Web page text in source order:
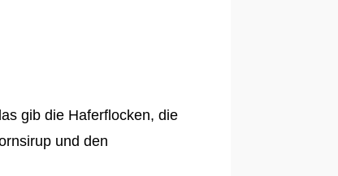
gib die Haferflocken, die
und den